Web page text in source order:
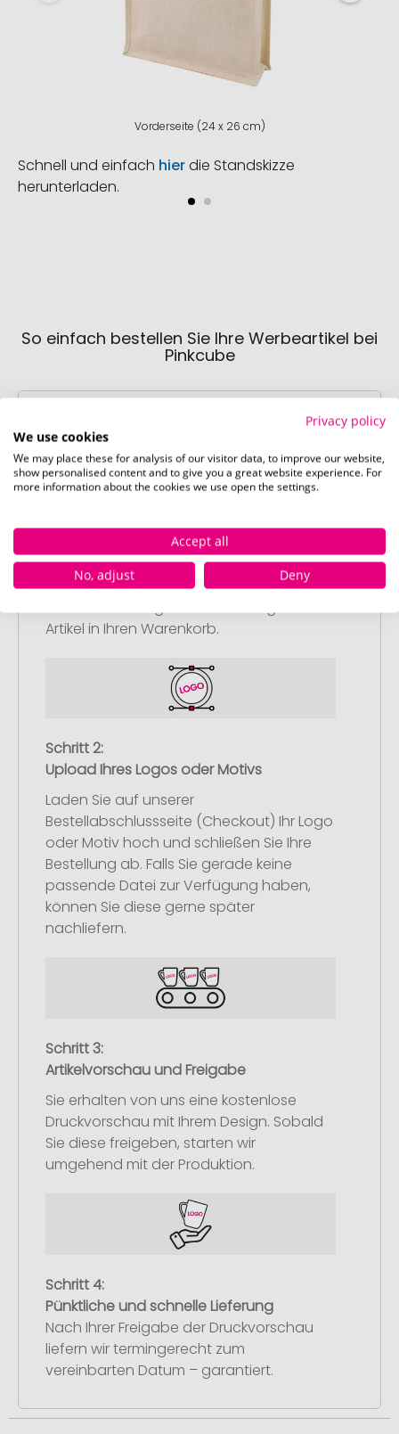
Vorderseite (24 x 26 cm)
Schnell und einfach hierdie Standskizze
herunterladen.
So einfach bestellen Sie Ihre Werbeartikel bei
Pinkcube
Wählen Sie Ihre gewünschten
Werbeartikel aus und passen Sie diese
nach Ihren Vorstellungen an.
Anschließend legen Sie die konfigurierten
Artikel in Ihren Warenkorb.
Schritt 2:
Upload Ihres Logos oder Motivs
Laden Sie auf unserer
Bestellabschlussseite (Checkout) Ihr Logo
oder Motiv hoch und schließen Sie Ihre
Bestellung ab. Falls Sie gerade keine
passende Datei zur Verfügung haben,
können Sie diese gerne später
nachliefern.
Schritt 3:
Artikelvorschau und Freigabe
Sie erhalten von uns eine kostenlose
Druckvorschau mit Ihrem Design. Sobald
Sie diese freigeben, starten wir
umgehend mit der Produktion.
Schritt 4:
Pünktliche und schnelle Lieferung
Nach Ihrer Freigabe der Druckvorschau
liefern wir termingerecht zum
vereinbarten Datum – garantiert.
Privacy policy
We use cookies
We may place these for analysis of our visitor data, to improve our website,
show personalised content and to give you a great website experience. For
more information about the cookies we use open the settings.
Accept all
No, adjust
Deny